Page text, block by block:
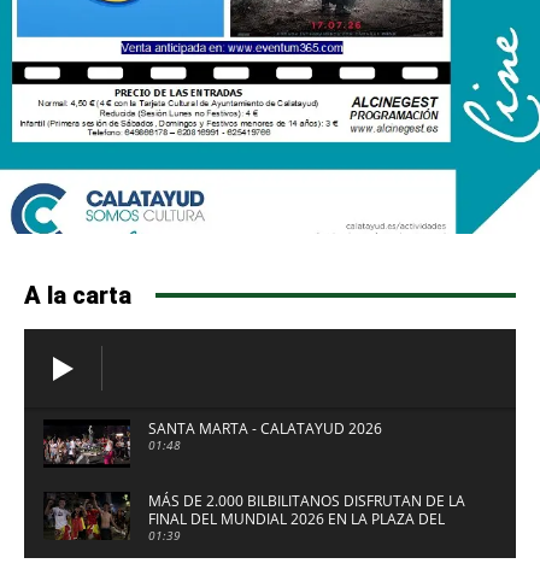
A la carta
SANTA MARTA - CALATAYUD 2026
01:48
MÁS DE 2.000 BILBILITANOS DISFRUTAN DE LA
FINAL DEL MUNDIAL 2026 EN LA PLAZA DEL
FUERTE DE CALATAYUD
01:39